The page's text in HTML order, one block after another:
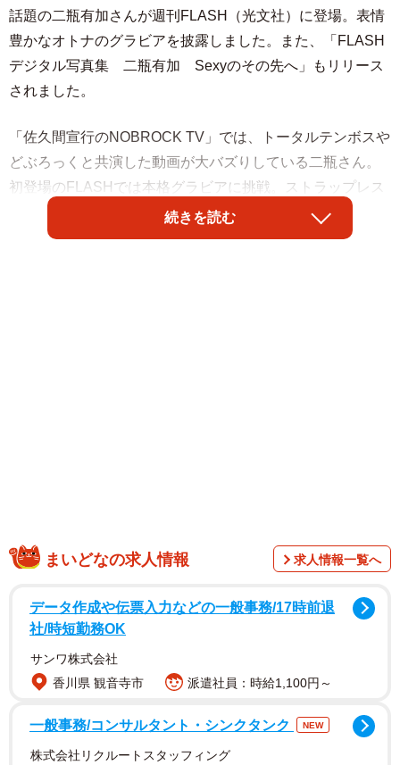
話題の二瓶有加さんが週刊FLASH（光文社）に登場。表情
豊かなオトナのグラビアを披露しました。また、「FLASH
デジタル写真集 二瓶有加 Sexyのその先へ」もリリース
されました。
「佐久間宣行のNOBROCK TV」では、トータルテンボスや
どぶろっくと共演した動画が大バズりしている二瓶さん。
初登場のFLASHでは本格グラビアに挑戦。ストラップレス
タイプのビキニをまとい、屈託のない笑顔を向けた姿が収
められています。「〝公式お兄ちゃん〟のような存在」だ
【二瓶有加さんプロフィール】
続きを読む
まいどなの求人情報 求人情報一覧へ
データ作成や伝票入力などの一般事務/17時前退
社/時短勤務OK
サンワ株式会社
香川県 観音寺市
派遣社員：時給1,100円～
一般事務/コンサルタント・シンクタンク NEW
株式会社リクルートスタッフィング